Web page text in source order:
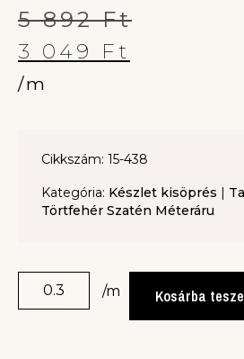
5 892Ft
3 049 Ft
/m
Cikkszám: 15-438
Kategória: Készlet kisöprés |
Törtfehér Szatén Méteráru
/m Kosárba